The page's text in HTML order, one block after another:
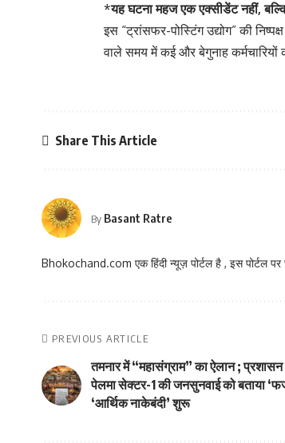
*यह घटना महज एक एक्सीडेंट नहीं,
इस “ट्रांसफर-पोस्टिंग उद्योग” की
वाले समय में कई और बेगुनाह
Share This Article
By Basant Ratre
Bhokochand.com एक हिंदी न्यूज़ पोर्टल है , इस पोर्टल पर
PREVIOUS ARTICLE
तमनार में “महासंग्राम” का ऐलान ;
पेलमा सेक्टर-1 की जनसुनवाई को बताया
‘आर्थिक नाकेबंदी’ शुरू